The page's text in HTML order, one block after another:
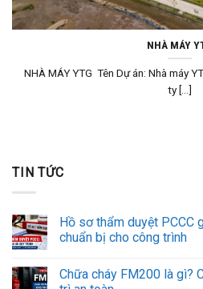
NHÀ MÁY
NHÀ MÁY YTG Tên Dự án: Nhà máy
ty [...]
TIN TỨC
Hồ sơ thẩm duyệt PCCC
chuẩn bị cho công trình
Chữa cháy FM200 là gì?